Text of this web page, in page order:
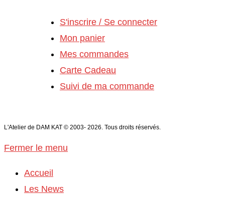
S'inscrire / Se connecter
Mon panier
Mes commandes
Carte Cadeau
Suivi de ma commande
L'Atelier de DAM KAT © 2003- 2026. Tous droits réservés.
Fermer le menu
Accueil
Les News